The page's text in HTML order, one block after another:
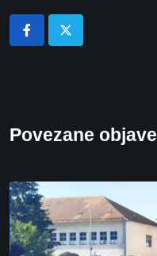
Povezane objave